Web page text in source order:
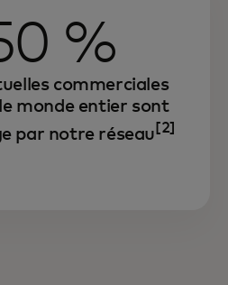
%
commerciales
monde entier sont
par notre réseau [2]